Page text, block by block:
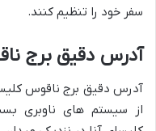
سفر خود را تنظیم کنند.
آدرس دقیق برج
آدرس دقیق برج ناقوس
از سیستم های ناوبری